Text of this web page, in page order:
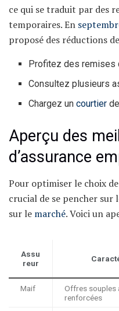
ce qui se traduit par des
temporaires. En
proposé des réductions
Profitez des remises
Consultez plusieurs
Chargez uncourtier
Aperçu des
d’assurance
Pour optimiser le choix
crucial de se pencher sur
sur le marché. Voici un
Assu
reur
Maif
Offres souples
renforcées